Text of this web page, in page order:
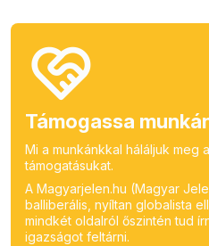
Támogassa
Mi a munkánkkal háláljuk meg
támogatásukat.
A Magyarjelen.hu (Magyar
balliberális, nyíltan globalista
mindkét oldalról őszintén tud
igazságot feltárni.